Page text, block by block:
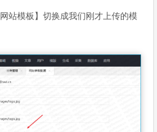
站模板】切换成我们刚才上传的模